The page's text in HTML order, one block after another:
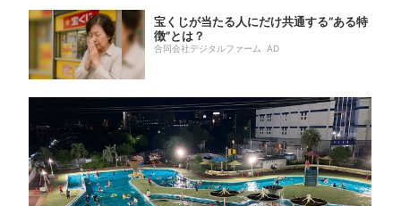
宝くじが当たる人にだけ共通する“ある特
徴”とは？
合同会社デジタルファーム AD